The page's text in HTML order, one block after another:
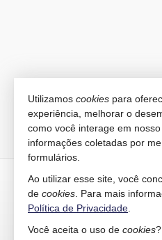
KAIRÓS
Rua 1121, 100
Balneário
Utilizamos cookies para
experiência, melhorar o
como você interage em
informações coletadas por
formulários.
Ao utilizar esse site, você
de cookies . Para mais
Política de Privacidade
Você aceita o uso de cookies?